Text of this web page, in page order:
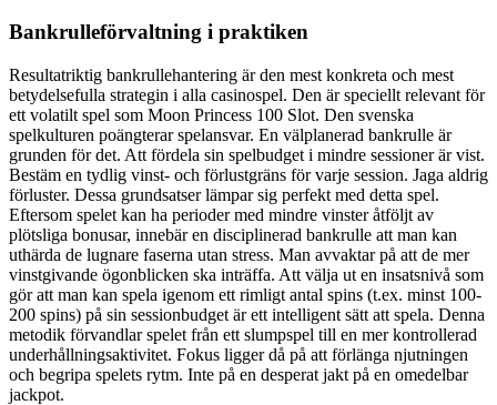
Bankrulleförvaltning i praktiken
Resultatriktig bankrullehantering är den mest konkreta och mest
betydelsefulla strategin i alla casinospel. Den är speciellt relevant för
ett volatilt spel som Moon Princess 100 Slot. Den svenska
spelkulturen poängterar spelansvar. En välplanerad bankrulle är
grunden för det. Att fördela sin spelbudget i mindre sessioner är vist.
Bestäm en tydlig vinst- och förlustgräns för varje session. Jaga aldrig
förluster. Dessa grundsatser lämpar sig perfekt med detta spel.
Eftersom spelet kan ha perioder med mindre vinster åtföljt av
plötsliga bonusar, innebär en disciplinerad bankrulle att man kan
uthärda de lugnare faserna utan stress. Man avvaktar på att de mer
vinstgivande ögonblicken ska inträffa. Att välja ut en insatsnivå som
gör att man kan spela igenom ett rimligt antal spins (t.ex. minst 100-
200 spins) på sin sessionbudget är ett intelligent sätt att spela. Denna
metodik förvandlar spelet från ett slumpspel till en mer kontrollerad
underhållningsaktivitet. Fokus ligger då på att förlänga njutningen
och begripa spelets rytm. Inte på en desperat jakt på en omedelbar
jackpot.